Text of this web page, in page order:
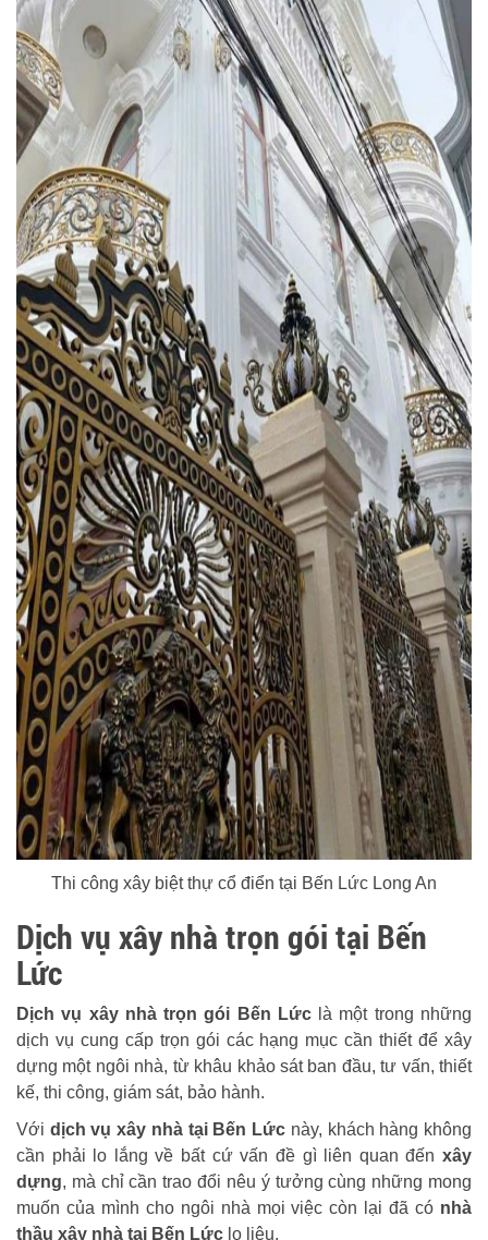
Thi công xây biệt thự cổ điển tại Bến Lức Long An
Dịch vụ xây nhà trọn gói tại Bến
Lức
Dịch vụ xây nhà trọn gói Bến Lứclà một trong những
dịch vụ cung cấp trọn gói các hạng mục cần thiết để xây
dựng một ngôi nhà, từ khâu khảo sát ban đầu, tư vấn, thiết
kế, thi công, giám sát, bảo hành.
Với dịch vụ xây nhà tại Bến Lức này, khách hàng không
cần phải lo lắng về bất cứ vấn đề gì liên quan đến xây
dựng, mà chỉ cần trao đổi nêu ý tưởng cùng những mong
muốn của mình cho ngôi nhà mọi việc còn lại đã có nhà
thầu xây nhà tại Bến Lức lo liệu.